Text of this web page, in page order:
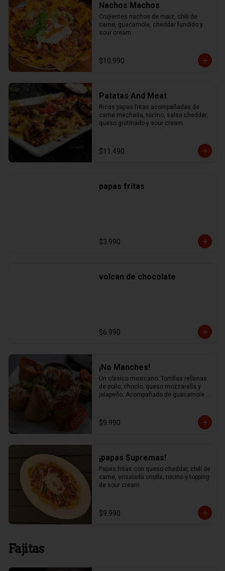
Nachos Machos
Crujientes nachos de maiz, chili de
carne, guacamole, cheddar fundido y
sour cream
$10.990
Patatas And Meat
Ricas papas fritas acompañadas de
carne mechada, tocino, salsa cheddar,
queso gratinado y sour cream
$11.490
papas fritas
$3.990
volcan de chocolate
$6.990
¡No Manches!
Un clasico mexicano. Tortillas rellenas
de pollo, choclo, queso mozzarella y
jalapeño. Acompañado de guacamole y
$9.990
¡papas Supremas!
Papas fritas con queso cheddar, chili de
carne, ensalada criolla, tocino y topping
de sour cream.
$9.990
Fajitas